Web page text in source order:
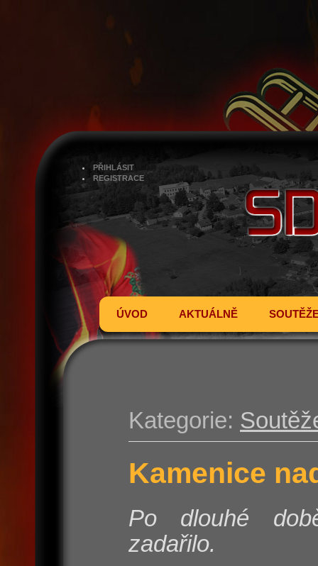
PŘIHLÁSIT
REGISTRACE
ÚVOD AKTUÁLNĚ
Kategorie:
Kamenice
Po dlouhé
zadařilo.